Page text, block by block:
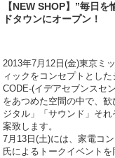
【NEW SHOP】”毎日
ドタウンにオープン！
2013年7月12日(金)東京ミ
ィックをコンセプトとし
CODE-(イデアセブンスセ
をあつめた空間の中で、
ジタル」「サウンド」そ
案致します。
7月13日(土)には、家電コ
氏によるトークイベント